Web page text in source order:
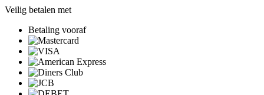
Veilig betalen met
Betaling vooraf